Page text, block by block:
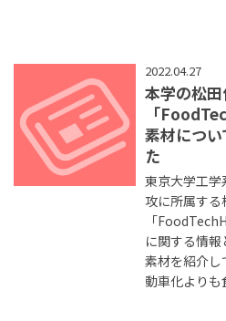
2022.04.27
本学の松
「
素材につ
た
東京大学工
攻に所属す
「
に関する情
素材を紹介し
動車化よりも